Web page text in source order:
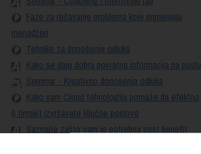
Faze za rešavanje problema koje primenjuju
menadžeri
Tehnike za donošenje odluka
Kako se daje dobra povratna informacija na poslu
Seminar - Kreativno donošenje odluka
Kako vam Cloud tehnologija pomaže da efektno
(i timski) izvršavate ključne poslove
Saznajte zašto vam je potrebna cost benefit